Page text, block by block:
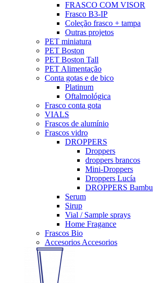
FRASCO COM VISOR
Frasco B3-IP
Coleção frasco + tampa
Outras projetos
PET miniatura
PET Boston
PET Boston Tall
PET Alimentação
Conta gotas e de bico
Platinum
Oftalmológica
Frasco conta gota
VIALS
Frascos de alumínio
Frascos vidro
DROPPERS
Droppers
droppers brancos
Mini-Droppers
Droppers Lucía
DROPPERS Bambu
Serum
Sirup
Vial / Sample sprays
Home Fragance
Frascos Bio
Accesorios Accesorios